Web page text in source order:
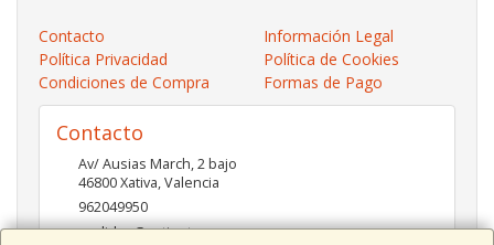
Contacto
Información Legal
Política Privacidad
Política de Cookies
Condiciones de Compra
Formas de Pago
Contacto
Av/ Ausias March, 2 bajo
46800Xativa,Valencia
962049950
pedidos@xatinet.com